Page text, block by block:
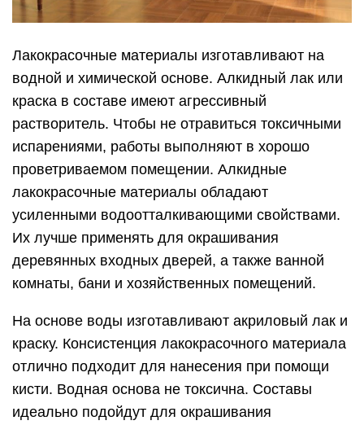
Лакокрасочные материалы изготавливают на
водной и химической основе. Алкидный лак или
краска в составе имеют агрессивный
растворитель. Чтобы не отравиться токсичными
испарениями, работы выполняют в хорошо
проветриваемом помещении. Алкидные
лакокрасочные материалы обладают
усиленными водоотталкивающими свойствами.
Их лучше применять для окрашивания
деревянных входных дверей, а также ванной
комнаты, бани и хозяйственных помещений.
На основе воды изготавливают акриловый лак и
краску. Консистенция лакокрасочного материала
отлично подходит для нанесения при помощи
кисти. Водная основа не токсична. Составы
идеально подойдут для окрашивания